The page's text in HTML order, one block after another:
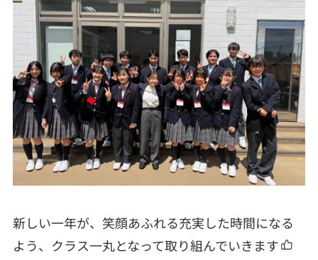
新しい一年が、笑顔あふれる充実した時間になる
よう、クラス一丸となって取り組んでいきます